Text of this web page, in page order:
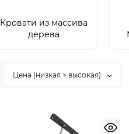
Кровати из массива
дерева
Цена (низкая > высокая)